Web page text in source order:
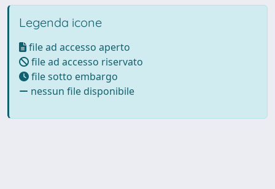
Legenda icone
file ad accesso aperto
file ad accesso riservato
file sotto embargo
nessun file disponibile